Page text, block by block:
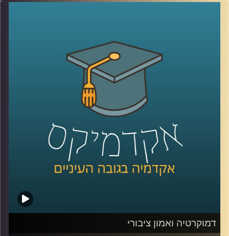
“כלכלה כחולה פורצת גבולות”, שהתקיים באוניברסיטת רייכמן .
כלכלה, ביטחון ושיתופי פעולה אזוריים.
בין מושבים על אנרגיה מתחדשת בים, חקלאות ימית, אצות
כמשאב כלכלי, בינה מלאכותית לניטור מגוון ביולוגי ושיתופי
פעולה גם כשאין שלום, יצאנו לראיין את האנשים שמעצבים
את העתיד הכחול של האזור .
בפרק הזה תשמעו קולות מהכנס, רעיונות גדולים, דילמות
אמיתיות, והרבה מאוד תשוקה לחבר בין מדע, קיימות וכלכלה.
דמוקרטיה ואמון ציבורי